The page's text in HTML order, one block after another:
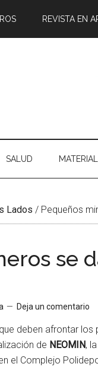
REVISTA EN
SALUD
Lados / Pequeños
se
Deja un comentario
deben afrontar
de NEOMIN, la
el Complejo